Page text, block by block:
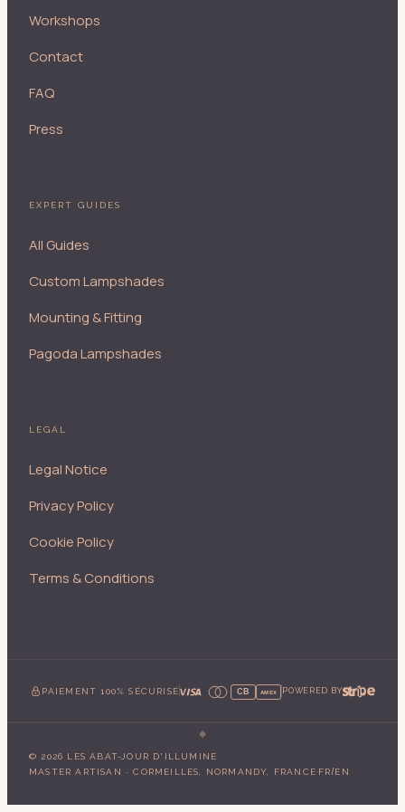
Workshops
Contact
FAQ
Press
EXPERT GUIDES
All Guides
Custom Lampshades
Mounting & Fitting
Pagoda Lampshades
LEGAL
Legal Notice
Privacy Policy
Cookie Policy
Terms & Conditions
PAIEMENT 100% SÉCURISÉ CB AMEX POWERED BY
© 2026 LES ABAT-JOUR D'ILLUMINE
MASTER ARTISAN · CORMEILLES, NORMANDY, FRANCE·FR/EN